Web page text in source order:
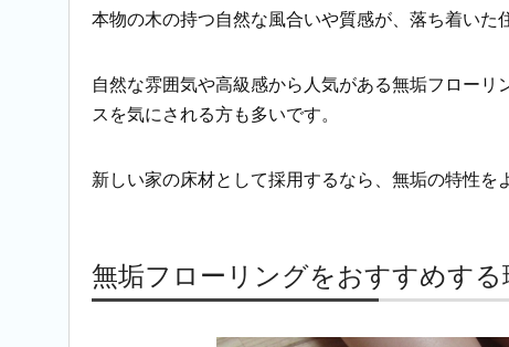
本物の木の持つ自然な風合いや質感が、落ち着いた
自然な雰囲気や高級感から人気がある無垢フロー
スを気にされる方も多いです。
新しい家の床材として採用するなら、無垢の特性を
無垢フローリングをおすすめする